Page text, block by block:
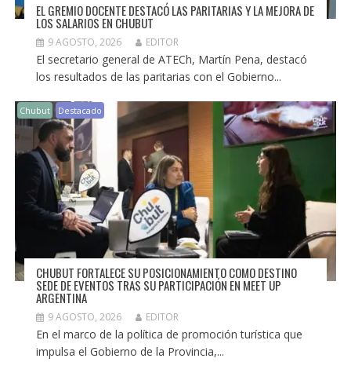
EL GREMIO DOCENTE DESTACÓ LAS PARITARIAS Y LA MEJORA DE
LOS SALARIOS EN CHUBUT
9 AGOSTO, 2026 EDITOR
El secretario general de ATECh, Martín Pena, destacó
los resultados de las paritarias con el Gobierno...
Chubut Destacado
CHUBUT FORTALECE SU POSICIONAMIENTO COMO DESTINO
SEDE DE EVENTOS TRAS SU PARTICIPACIÓN EN MEET UP
ARGENTINA
9 AGOSTO, 2026 EDITOR
En el marco de la política de promoción turística que
impulsa el Gobierno de la Provincia,...